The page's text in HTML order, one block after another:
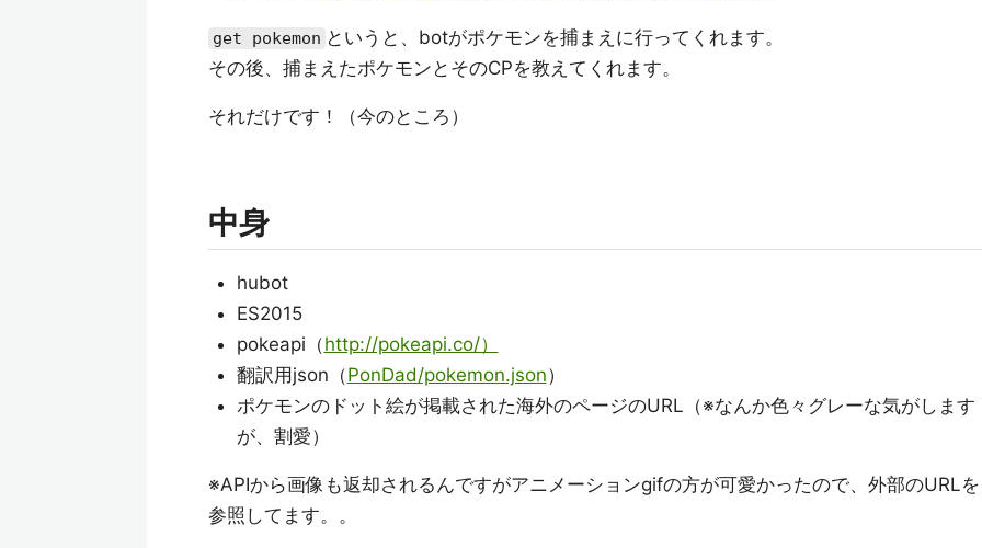
get pokemon というと、botがポケモンを捕まえに行ってくれます。
その後、捕まえたポケモンとそのCPを教えてくれます。
それだけです！（今のところ）
中身
hubot
ES2015
pokeapi（http://pokeapi.co/）
翻訳用json（PonDad/pokemon.json）
ポケモンのドット絵が掲載された海外のページのURL（※なんか色々グレーな気がします
が、割愛）
※APIから画像も返却されるんですがアニメーションgifの方が可愛かったので、外部のURLを
参照してます。。